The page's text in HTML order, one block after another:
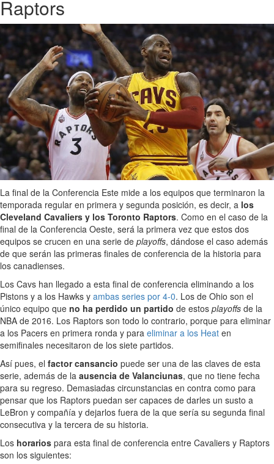
Raptors
La final de la Conferencia Este mide a los equipos que terminaron la
temporada regular en primera y segunda posición, es decir, a los
Cleveland Cavaliers y los Toronto Raptors. Como en el caso de la
final de la Conferencia Oeste, será la primera vez que estos dos
equipos se crucen en una serie de playoffs, dándose el caso además
de que serán las primeras finales de conferencia de la historia para
los canadienses.
Los Cavs han llegado a esta final de conferencia eliminando a los
Pistons y a los Hawks y ambas series por 4-0. Los de Ohio son el
único equipo que no ha perdido un partido de estos playoffs de la
NBA de 2016. Los Raptors son todo lo contrario, porque para eliminar
a los Pacers en primera ronda y para eliminar a los Heat en
semifinales necesitaron de los siete partidos.
Así pues, el factor cansancio puede ser una de las claves de esta
serie, además de la ausencia de Valanciunas, que no tiene fecha
para su regreso. Demasiadas circunstancias en contra como para
pensar que los Raptors puedan ser capaces de darles un susto a
LeBron y compañía y dejarlos fuera de la que sería su segunda final
consecutiva y la tercera de su historia.
Los horarios para esta final de conferencia entre Cavaliers y Raptors
son los siguientes: